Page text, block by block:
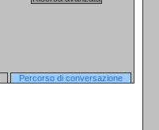
Percorso di conversazione